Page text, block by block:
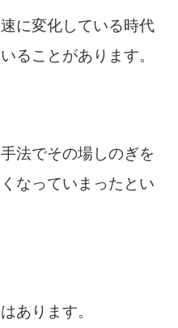
に変化している時代
ることがあります。
法でその場しのぎを
なっていまったとい
あります。